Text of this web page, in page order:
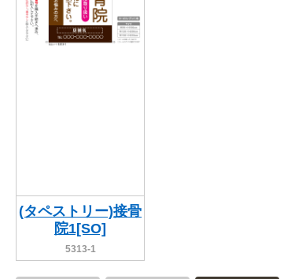
(タペストリー)接骨
院1[SO]
5313-1